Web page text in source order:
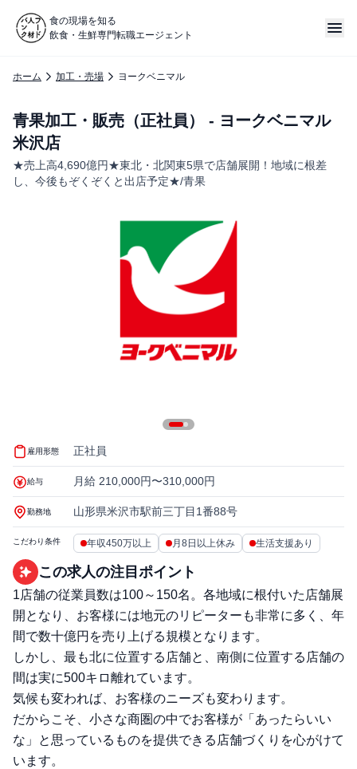
食の現場を知る
飲食・生鮮専門転職エージェント
ホーム 加工・売場 ヨークベニマル
青果加工・販売（正社員） - ヨークベニマル
米沢店
★売上高4,690億円★東北・北関東5県で店舗展開！地域に根差
し、今後もぞくぞくと出店予定★/青果
雇用形態 正社員
給与 月給 210,000円〜310,000円
勤務地 山形県米沢市駅前三丁目1番88号
こだわり条件 年収450万以上 月8日以上休み 生活支援あり
この求人の注目ポイント
1店舗の従業員数は100～150名。各地域に根付いた店舗展
開となり、お客様には地元のリピーターも非常に多く、年
間で数十億円を売り上げる規模となります。
しかし、最も北に位置する店舗と、南側に位置する店舗の
間は実に500キロ離れています。
気候も変われば、お客様のニーズも変わります。
だからこそ、小さな商圏の中でお客様が「あったらいい
な」と思っているものを提供できる店舗づくりを心がけて
います。